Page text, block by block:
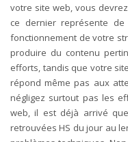
votre site web, vous
ce dernier représente
fonctionnement de votre
produire du contenu
efforts, tandis que votre
répond même pas aux
négligez surtout pas les
web, il est déjà arrivé
retrouvées HS du jour au